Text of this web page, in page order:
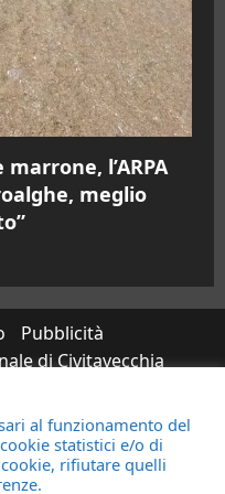
l’ARPA
meglio
Pubblicità
di Civitavecchia
EmailEnte Parco
al funzionamento del
statistici e/o di
rifiutare quelli